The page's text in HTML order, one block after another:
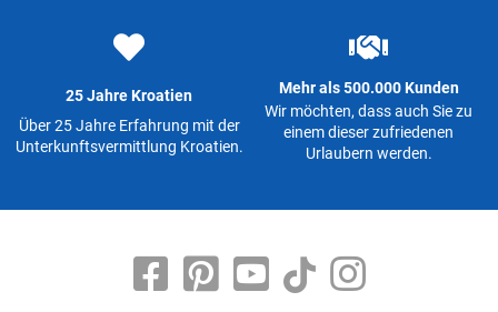
25 Jahre Kroatien
Über 25 Jahre Erfahrung mit der
Unterkunftsvermittlung Kroatien.
Mehr als 500.000 Kunden
Wir möchten, dass auch Sie zu
einem dieser zufriedenen
Urlaubern werden.